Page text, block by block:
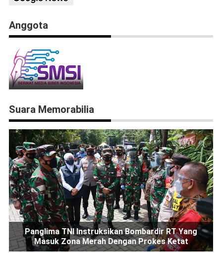
Anggota
Suara Memorabilia
Panglima TNI Instruksikan Bombardir RT Yang
Masuk Zona Merah Dengan Prokes Ketat